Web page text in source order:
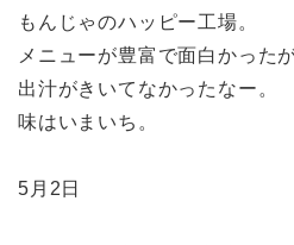
もんじゃのハッピー工場。
メニューが豊富で面白かったが
出汁がきいてなかったなー。
味はいまいち。
5月2日